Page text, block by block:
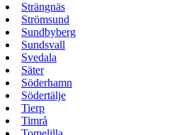
Strängnäs
Strömsund
Sundbyberg
Sundsvall
Svedala
Säter
Söderhamn
Södertälje
Tierp
Timrå